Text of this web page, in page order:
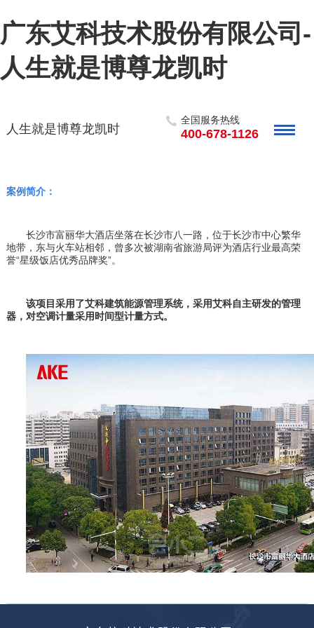
广东艾科技术股份有限公司-
人生就是博尊龙凯时
人生就是博尊龙凯时
全国服务热线
400-678-1126
案例简介：
长沙市富丽华大酒店坐落在长沙市八一路，位于长沙市中心繁华
地带，东与火车站相邻，曾多次被湖南省旅游局评为酒店行业最高荣
誉“星级饭店优秀品牌奖”。
该项目采用了艾科建筑能源管理系统，采用艾科自主研发的管理
器，对空调计量采用时间型计量方式。